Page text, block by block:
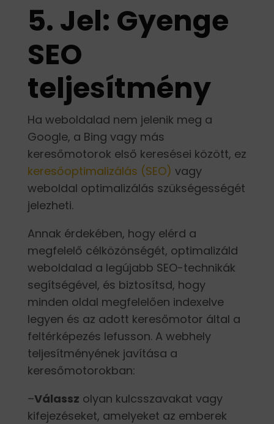
5. Jel: Gyenge
SEO
teljesítmény
Ha weboldalad nem jelenik meg a
Google, a Bing vagy más
keresőmotorok első keresései között, ez
keresőoptimalizálás (SEO) vagy
weboldal optimalizálás szükségességét
jelezheti.
Annak érdekében, hogy elérd a
megfelelő célközönségét, optimalizáld
weboldalad a legújabb SEO-technikák
segítségével, és biztosítsd, hogy
minden oldal megfelelően indexelve
legyen és az adott keresőmotor által a
feltérképezés lefusson. A webhely
teljesítményének javítása a
keresőmotorokban:
–Válassz olyan kulcsszavakat vagy
kifejezéseket, amelyeket az emberek